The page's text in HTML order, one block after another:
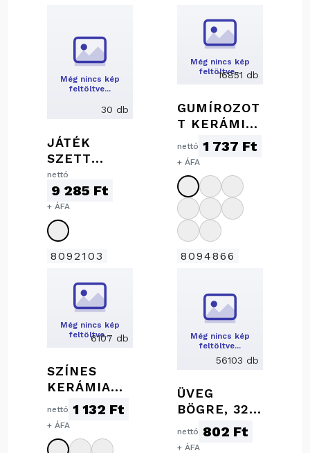
Még nincs kép
feltöltve…
30 db
JÁTÉK
SZETT
LAPOSÜVEG
GEL
nettó
9 285 Ft
+ ÁFA
Még nincs kép
feltöltve…
16851 db
GUMÍROZOT
T KERÁMIA
BÖGRE, 300
ML
nettó 1 737 Ft
+ ÁFA
8092103
Még nincs kép
feltöltve…6107 db
SZÍNES
KERÁMIA
BÖGRE, 300
ML
nettó 1 132 Ft
+ ÁFA
8094866
Még nincs kép
feltöltve…
56103 db
ÜVEG
BÖGRE, 320
ML
nettó 802 Ft
+ ÁFA